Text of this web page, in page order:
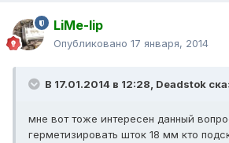
LiMe-lip
Опубликовано 17 января, 2014
В 17.01.2014 в 12:28, Deadstok
мне вот тоже интересен данный
герметизировать шток 18 мм кто